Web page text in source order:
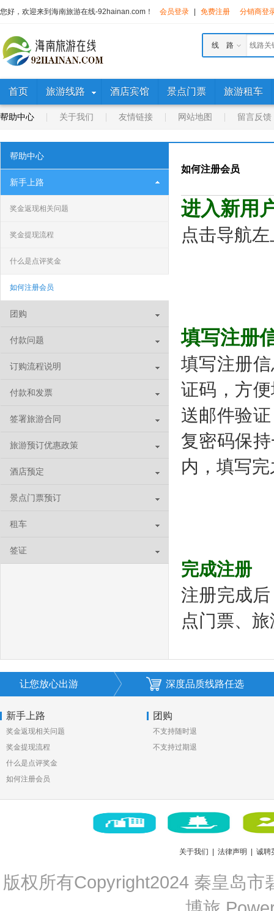
您好，欢迎来到海南旅游在线-92hainan.com！ 会员登录 免费注册 分销商登
线 路
首页 旅游线路 酒店宾馆 景点门票 旅游租车
帮助中心 关于我们 友情链接 网站地图 留言反馈
帮助中心
新手上路
奖金返现相关问题
奖金提现流程
什么是点评奖金
如何注册会员
团购
付款问题
订购流程说明
付款和发票
签署旅游合同
旅游预订优惠政策
酒店预定
景点门票预订
租车
签证
如何注册会员
进入新用
点击导航
填写注册
填写注册
证码，方
送邮件验
复密码保
内，填写
完成注册
注册完成
点门票、
让您放心出游 深度品质线路任选
新手上路
奖金返现相关问题
奖金提现流程
什么是点评奖金
如何注册会员
团购
不支持随时退
不支持过期退
关于我们 法律声明 诚聘
版权所有Copyright2024 秦皇岛